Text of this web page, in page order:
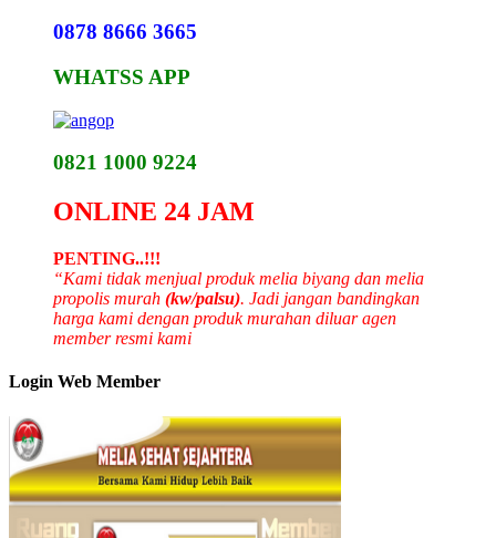
0878 8666 3665
WHATSS APP
0821 1000 9224
ONLINE 24 JAM
PENTING..!!!
“Kami tidak menjual produk melia biyang dan melia
propolis murah (kw/palsu). Jadi jangan bandingkan
harga kami dengan produk murahan diluar agen
member resmi kami
Login Web Member